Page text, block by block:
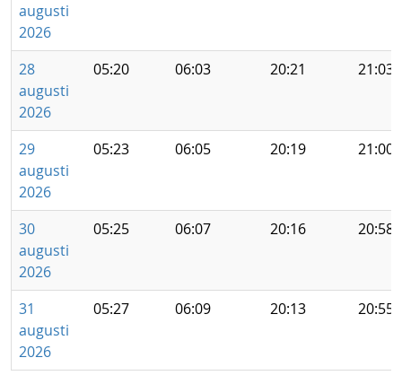
augusti
2026
28
augusti
2026
05:20 06:03 20:21 21:03
29
augusti
2026
05:23 06:05 20:19 21:00
30
augusti
2026
05:25 06:07 20:16 20:58
31
augusti
2026
05:27 06:09 20:13 20:55